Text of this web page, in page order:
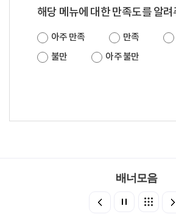
해당 메뉴에 대한 만족도를 알
아주 만족 만족
불만
아주 불만
배너모음